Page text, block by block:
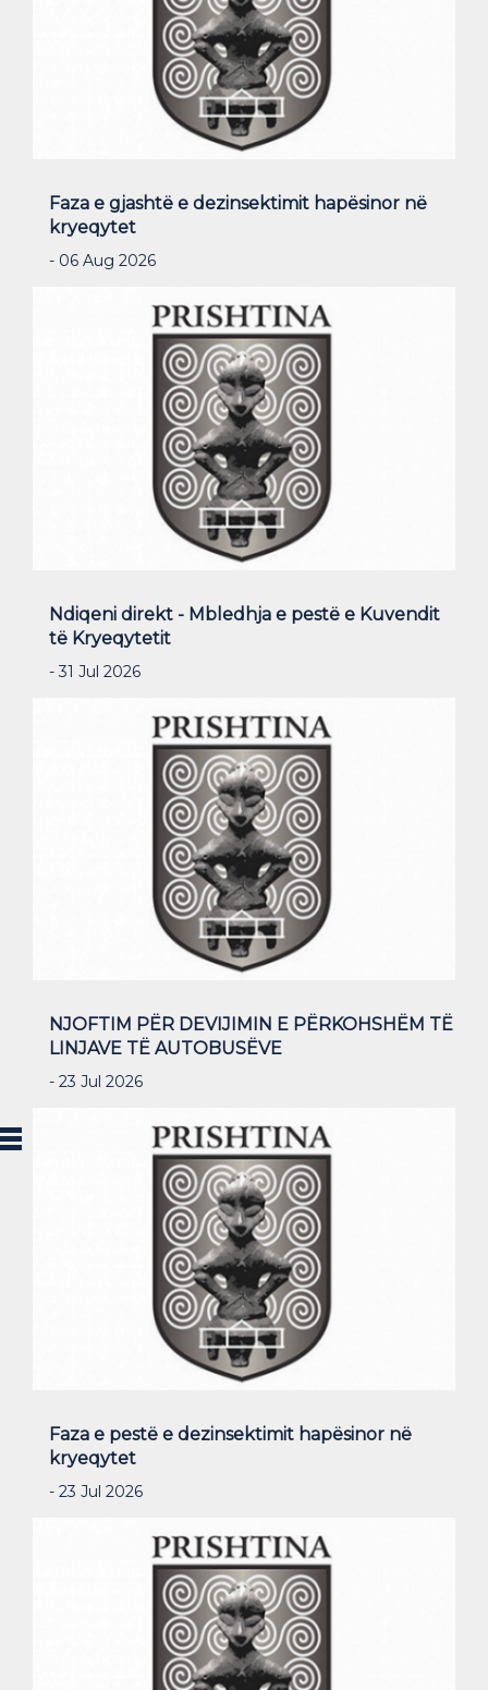
Faza e gjashtë e dezinsektimit hapësinor në
kryeqytet
- 06 Aug 2026
Ndiqeni direkt - Mbledhja e pestë e Kuvendit
të Kryeqytetit
- 31 Jul 2026
NJOFTIM PËR DEVIJIMIN E PËRKOHSHËM TË
LINJAVE TË AUTOBUSËVE
- 23 Jul 2026
Faza e pestë e dezinsektimit hapësinor në
kryeqytet
- 23 Jul 2026